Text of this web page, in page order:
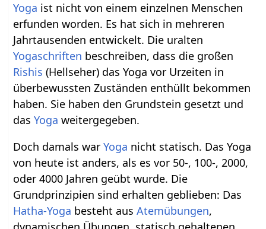
Yoga ist nicht von einem einzelnen Menschen
erfunden worden. Es hat sich in mehreren
Jahrtausenden entwickelt. Die uralten
Yogaschriften beschreiben, dass die großen
Rishis (Hellseher) das Yoga vor Urzeiten in
überbewussten Zuständen enthüllt bekommen
haben. Sie haben den Grundstein gesetzt und
dasYoga weitergegeben.
Doch damals warYoga nicht statisch. Das Yoga
von heute ist anders, als es vor 50-, 100-, 2000,
oder 4000 Jahren geübt wurde. Die
Grundprinzipien sind erhalten geblieben: Das
Hatha-Yoga besteht ausAtemübungen,